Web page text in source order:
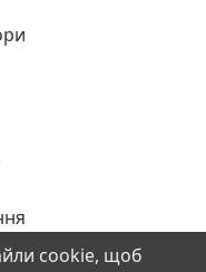
cookie, щоб